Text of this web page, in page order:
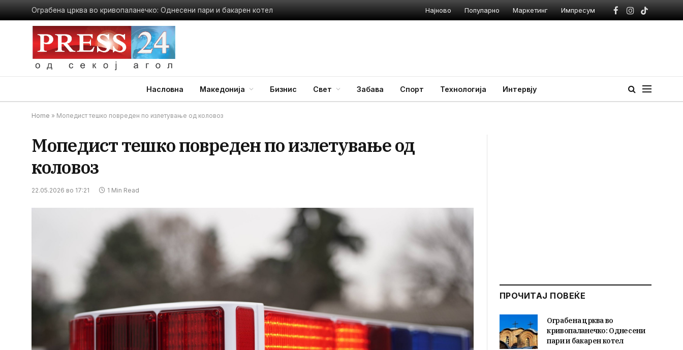
Ограбена црква во кривопаланечко: Однесени пари и бакарен котел Најново Популарно Маркетинг Импресум
Facebook
Instagram
TikTok
Насловна Македонија Бизнис Свет Забава Спорт Технологија Интервју
Home » Мопедист тешко повреден по излетување од коловоз
Мопедист тешко повреден по излетување од
коловоз
22.05.2026 во 17:21 1 Min Read
ПРОЧИТАЈ ПОВЕЌЕ
Ограбена црква во
кривопаланечко: Однесени
пари и бакарен котел